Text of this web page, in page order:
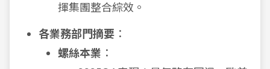
揮集團整合綜效。
各業務部門摘要 ：
螺絲本業 ：